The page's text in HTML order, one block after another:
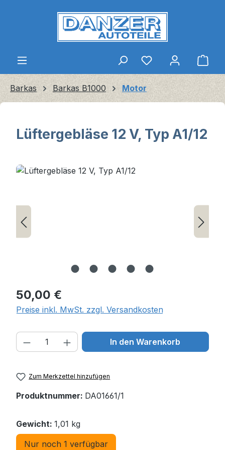
Zum Hauptinhalt springen
Barkas Barkas B1000 Motor
Lüftergebläse 12 V, Typ A1/12
Bildergalerie überspringen
Regulärer Preis:
50,00 €
Preise inkl. MwSt. zzgl. Versandkosten
Produkt Anzahl: Gib den
In den Warenkorb
Zum Merkzettel hinzufügen
Produktnummer: DA01661/1
Gewicht: 1,01 kg
Nur noch 1 verfügbar